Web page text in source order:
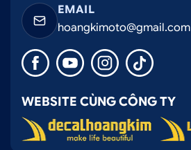
EMAIL
hoangkimoto@gmail.com
WEBSITE CÙNG CÔNG TY